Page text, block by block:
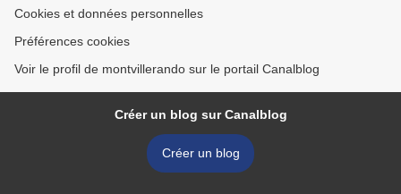
Cookies et données personnelles
Préférences cookies
Voir le profil de montvillerando sur le portail Canalblog
Créer un blog sur Canalblog
Créer un blog